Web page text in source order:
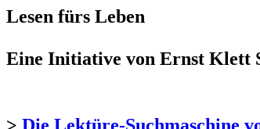
Lesen fürs Leben
Eine Initiative von Ernst Klett